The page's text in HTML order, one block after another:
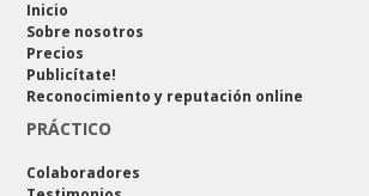
Inicio
Sobre nosotros
Precios
Publicítate!
Reconocimiento y reputación online
PRÁCTICO
Colaboradores